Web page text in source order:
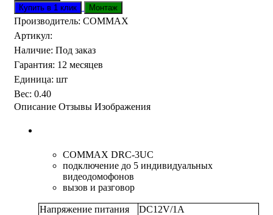
Производитель: COMMAX
Артикул:
Наличие: Под заказ
Гарантия: 12 месяцев
Единица: шт
Вес: 0.40
Описание Отзывы Изображения
COMMAX DRC-3UC
подключение до 5 индивидуальных
видеодомофонов
вызов и разговор
Напряжение питания
DC12V/1A